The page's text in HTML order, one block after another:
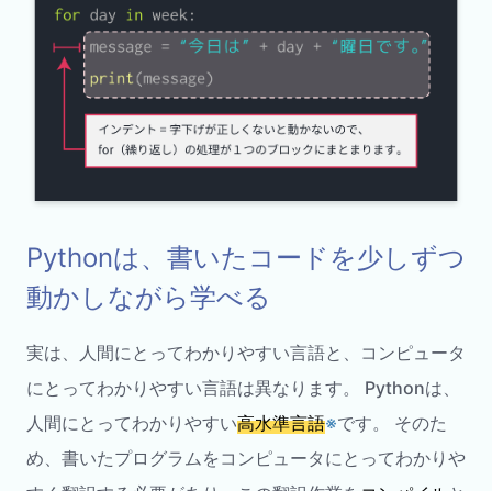
Pythonは、書いたコードを少しずつ
動かしながら学べる
実は、人間にとってわかりやすい言語と、コンピュータ
にとってわかりやすい言語は異なります。 Pythonは、
人間にとってわかりやすい高水準言語※です。 そのた
め、書いたプログラムをコンピュータにとってわかりや